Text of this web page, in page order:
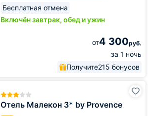
Бесплатная отмена
Включён завтрак, обед и ужин
от4 300руб.
за 1 ночь
Получите215 бонусов
Отель Малекон 3* by Provence